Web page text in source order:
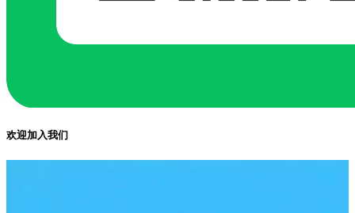
欢迎加入我们